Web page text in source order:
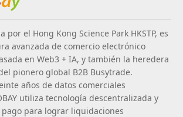
por el Hong Kong Science Park HKSTP, es
avanzada de comercio electrónico
en Web3 + IA, y también la heredera
pionero global B2B Busytrade.
años de datos comerciales
utiliza tecnología descentralizada y
pago para lograr liquidaciones